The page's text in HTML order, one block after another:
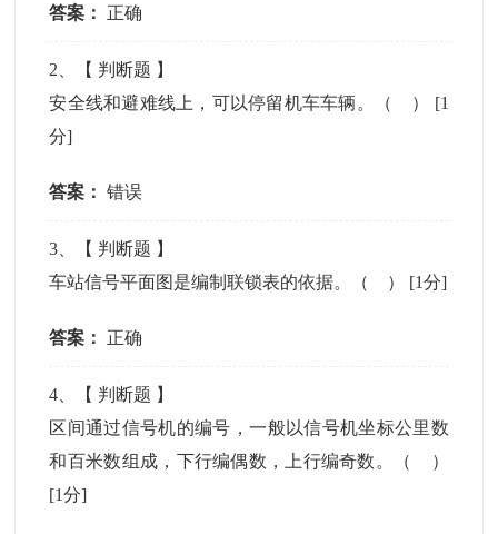
答案： 正确
2 、【 判断题 】
安全线和避难线上，可以停留机车车辆。（ ） [1
分]
答案： 错误
3 、【 判断题 】
车站信号平面图是编制联锁表的依据。（ ） [1分]
答案： 正确
4 、【 判断题 】
区间通过信号机的编号，一般以信号机坐标公里数
和百米数组成，下行编偶数，上行编奇数。（ ）
[1分]